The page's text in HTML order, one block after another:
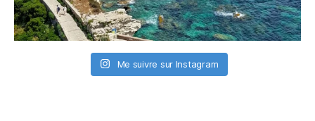
Me suivre sur Instagram